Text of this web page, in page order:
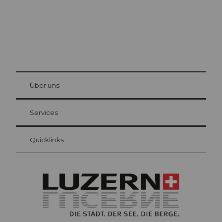
Gästekarte Luzern
Ihre Vorteile als Übernachtungsgast
at Bre
Über uns
Services
Quicklinks